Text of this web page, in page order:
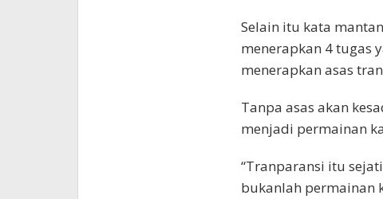
Selain itu kata
menerapkan 4 tugas
menerapkan asas
Tanpa asas akan
menjadi permainan
“Tranparansi itu
bukanlah permainan